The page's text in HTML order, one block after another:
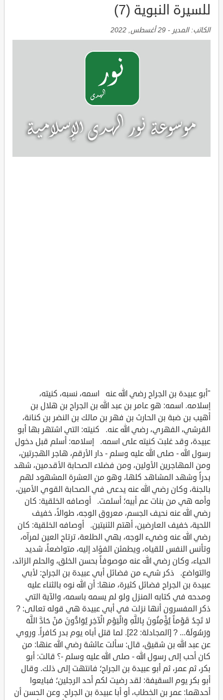
للسيرة النبوية (7)
الكاتب:المدير - 29 أغسطس, 2022
"أبو عبيدة بن الجراح رضي الله عنه اسمه، نسبه، كنيته،
إسلامه. اسمه: هو عامر بن عبد الله بن الجراح بن هلال بن
أهيب بن ضبة بن الحارث بن فهر بن مالك بن النضر بن كنانة،
القرشي، الفهري، رضي الله عنه. كنيته: التي اشتهر بها أبو
عبيدة، وقد غلبت كنيته على اسمه. إسلامه: أسلم قبل دخول
رسول الله - صلى الله عليه وسلم - دار الأرقم، هاجر الهجرتين،
ومن المهاجرين الأولين، ومن فضلاء الصحابة الأقدمين، شهد
بدراً وشهد المشاهد كلها، وهو من العشرة المشهود لهم
بالجنة، وكان رضي الله عنه يدعى في الصحابة القوي الأمين،
وأمه هي من بنات عم أبيه؛ أسلمت. أوصافه الخلقية: كان
رضي الله عنه نحيف الجسم، معروق الوجه، طوالاً، خفيف
اللحية، خفيف العارضين، أهتم الثنيتين. أوصافه الخلقية: كان
رضي الله عنه وضيء الوجه، بهي الطلعة، ترتاح العين لمرآه،
وتأنس النفس للقياه، ويطمئن الفؤاد إليه، متواضعاً، شديد
الحياء، وكان رضي الله عنه موصوفاً بحسن الخلق، والحلم الزائد،
والتواضع. ذكر شيء من فضائل أبي عبيدة بن الجراح: لأبي
عبيدة بن الجراح فضائل كثيرة، منها: أن الله نوه بالثناء عليه
ومدحه في كتابه المنزل ولو لم يسمه باسمه، والآية التي
ذكر المفسرون أنها نزلت في أبي عبيدة هي قوله تعالى: ?
لا تَجِدُ قَوْماً يُؤْمِنُونَ بِاللَّهِ وَالْيَوْمِ الْآخِرِ يُوَادُّونَ مَنْ حَادَّ اللَّهَ
وَرَسُولَهُ... ? [المجادلة: 22]. لما قتل أباه يوم بدر كافراً. وروي
عن عبد الله بن شقيق، قال: سألت عائشة رضي الله عنها: من
كان أحب إلى رسول الله - صلى الله عليه وسلم -؟ قالت: أبو
بكر، ثم عمر، ثم أبو عبيدة بن الجراح؛ فانتهت إلى ذلك. وقال
أبو بكر يوم السقيفة: لقد رضيت لكم أحد الرجلين؛ فبايعوا
أحدهما: عمر بن الخطاب، أو أبا عبيدة بن الجراح. وعن الحسن أن